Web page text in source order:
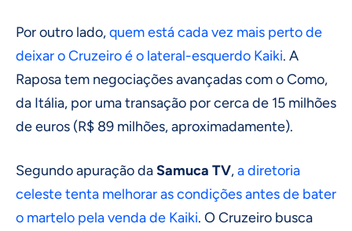
Por outro lado,quem está cada vez mais perto de
deixar o Cruzeiro é o lateral-esquerdo Kaiki. A
Raposa tem negociações avançadas com o Como,
da Itália, por uma transação por cerca de 15 milhões
de euros (R$ 89 milhões, aproximadamente).
Segundo apuração daSamuca TV,a diretoria
celeste tenta melhorar as condições antes de bater
o martelo pela venda de Kaiki. O Cruzeiro busca